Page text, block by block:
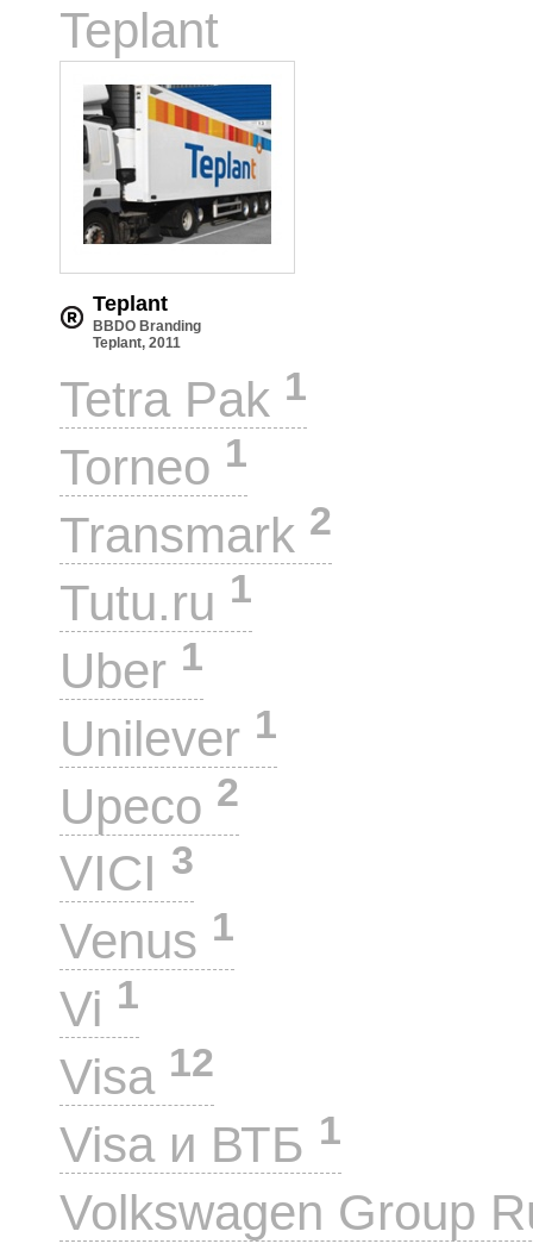
Teplant
Teplant
BBDO Branding
Teplant, 2011
Tetra Pak 1
Torneo 1
Transmark 2
Tutu.ru 1
Uber 1
Unilever 1
Upeco 2
VICI 3
Venus 1
Vi 1
Visa 12
Visa и ВТБ 1
Volkswagen Group